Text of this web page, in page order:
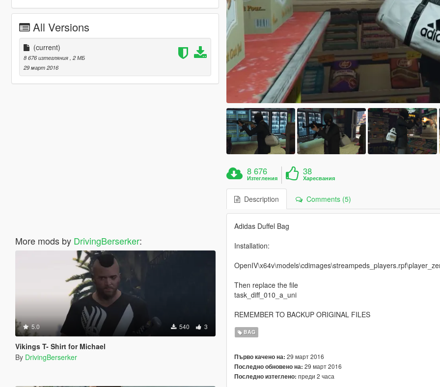
All Versions
(current)
8 676 изтегляния, 2 МБ
29 март 2016
More mods by DrivingBerserker:
5.0 540 3
Vikings T- Shirt for Michael
By DrivingBerserker
8 676
Изтегления
38
Харесвания
Description Comments (5)
Adidas Duffel Bag
Installation:
Then replace the file
task_diff_010_a_uni
REMEMBER TO BACKUP ORIGINAL FILES
BAG
Първо качено на: 29 март 2016
Последно обновено на: 29 март 2016
Последно изтеглено: преди 2 часа